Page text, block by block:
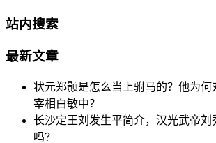
站内搜索
最新文章
状元郑颢是怎么当上驸马的？他为何
宰相白敏中？
长沙定王刘发生平简介，汉光武帝刘
吗？